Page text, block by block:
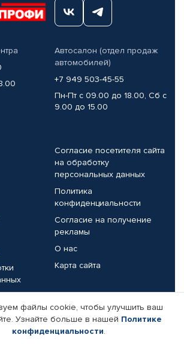
Автосалон (отдел продаж
автомобилей)
+7 949 503-45-55
Пн-Пт с 09.00 до 18.00, Сб с
9.00 до 15.00
Согласие посетителя сайта
на обработку
персональных данных
Политика
конфиденциальности
Согласие на получение
рекламы
О нас
Карта сайта
Реквизиты компании
файлы cookie, чтобы улучшить ваш
Узнайте больше в нашей Политике
конфиденциальности.